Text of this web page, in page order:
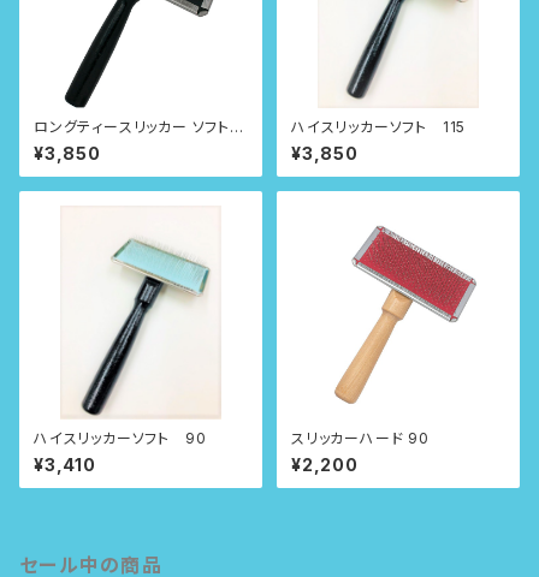
ロングティースリッカー ソフト 1
15
¥3,850
ハイスリッカーソフト 115
¥3,850
ハイスリッカーソフト 90
¥3,410
スリッカーハード 90
¥2,200
セール中の商品